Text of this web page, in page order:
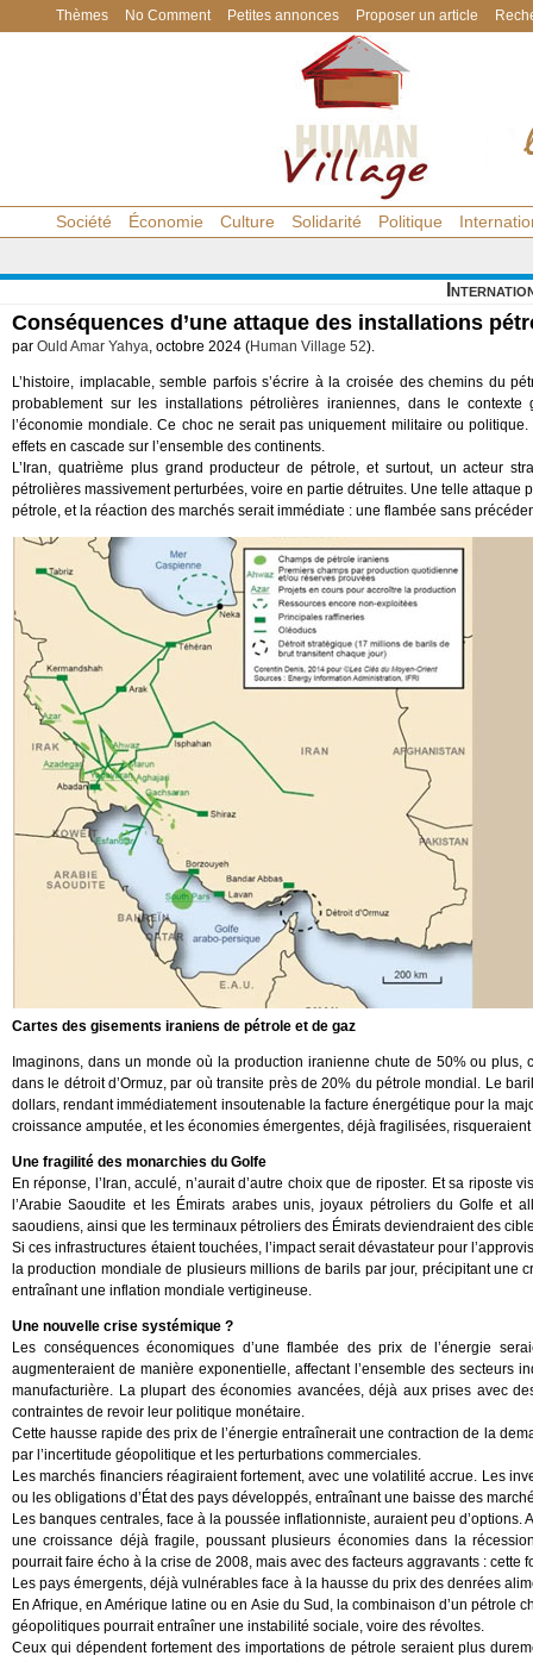
Thèmes No Comment Petites annonces Proposer un article
Société Économie Culture Solidarité Politique
Conséquences d’une attaque des installations
par Ould Amar Yahya, octobre 2024 (Human Village 52).
L’histoire, implacable, semble parfois s’écrire à la croisée des chemins du
probablement sur les installations pétrolières iraniennes, dans le
l’économie mondiale. Ce choc ne serait pas uniquement militaire ou
effets en cascade sur l’ensemble des continents.
L’Iran, quatrième plus grand producteur de pétrole, et surtout, un acteur
pétrolières massivement perturbées, voire en partie détruites. Une telle
pétrole, et la réaction des marchés serait immédiate : une flambée sans
Cartes des gisements iraniens de pétrole et de gaz
Imaginons, dans un monde où la production iranienne chute de 50% ou
dans le détroit d’Ormuz, par où transite près de 20% du pétrole mondial. Le
dollars, rendant immédiatement insoutenable la facture énergétique pour la
croissance amputée, et les économies émergentes, déjà fragilisées,
Une fragilité des monarchies du Golfe
En réponse, l’Iran, acculé, n’aurait d’autre choix que de riposter. Et sa
l’Arabie Saoudite et les Émirats arabes unis, joyaux pétroliers du Golfe et
saoudiens, ainsi que les terminaux pétroliers des Émirats deviendraient des
Si ces infrastructures étaient touchées, l’impact serait dévastateur pour
la production mondiale de plusieurs millions de barils par jour, précipitant
entraînant une inflation mondiale vertigineuse.
Une nouvelle crise systémique ?
Les conséquences économiques d’une flambée des prix de l’énergie
augmenteraient de manière exponentielle, affectant l’ensemble des secteurs
manufacturière. La plupart des économies avancées, déjà aux prises avec
contraintes de revoir leur politique monétaire.
Cette hausse rapide des prix de l’énergie entraînerait une contraction de la
par l’incertitude géopolitique et les perturbations commerciales.
Les marchés financiers réagiraient fortement, avec une volatilité accrue. Les
ou les obligations d’État des pays développés, entraînant une baisse des
Les banques centrales, face à la poussée inflationniste, auraient peu d’options.
une croissance déjà fragile, poussant plusieurs économies dans la
pourrait faire écho à la crise de 2008, mais avec des facteurs aggravants :
Les pays émergents, déjà vulnérables face à la hausse du prix des denrées
En Afrique, en Amérique latine ou en Asie du Sud, la combinaison d’un pétrole
géopolitiques pourrait entraîner une instabilité sociale, voire des révoltes.
Ceux qui dépendent fortement des importations de pétrole seraient plus